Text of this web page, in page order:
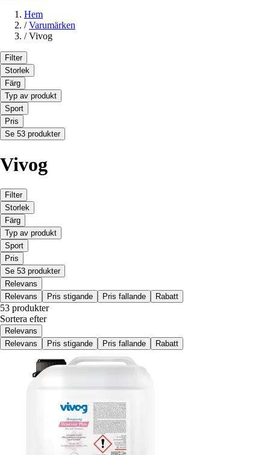
Hem
/ Varumärken
/ Vivog
Filter
Storlek
Färg
Typ av produkt
Sport
Pris
Se 53 produkter
Vivog
Filter
Storlek
Färg
Typ av produkt
Sport
Pris
Se 53 produkter
Relevans
Relevans
Pris stigande Pris fallande Rabatt
53 produkter
Sortera efter
Relevans
Relevans
Pris stigande Pris fallande Rabatt